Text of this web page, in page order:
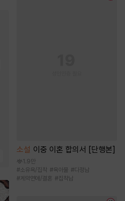
소설 이중 이혼 합의서 [단행본]
1.9만
#소유욕/집착 #육아물 #다정남
#계약연애/결혼 #집착남